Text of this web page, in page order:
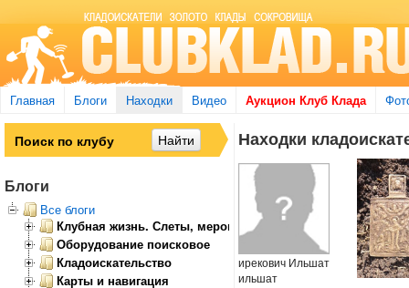
Главная Блоги Находки Видео Аукцион Клуб Клада
Находки
ирекович Ильшат
ильшат
Блоги
Все блоги
Клубная жизнь. Слеты, мероприятия
Оборудование поисковое
Кладоискательство
Карты и навигация